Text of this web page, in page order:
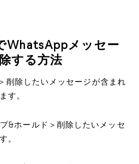
WhatsAppメッセー
する方法
削除したいメッセージが含まれ
す。
&ホールド＞削除したいメッセ
。